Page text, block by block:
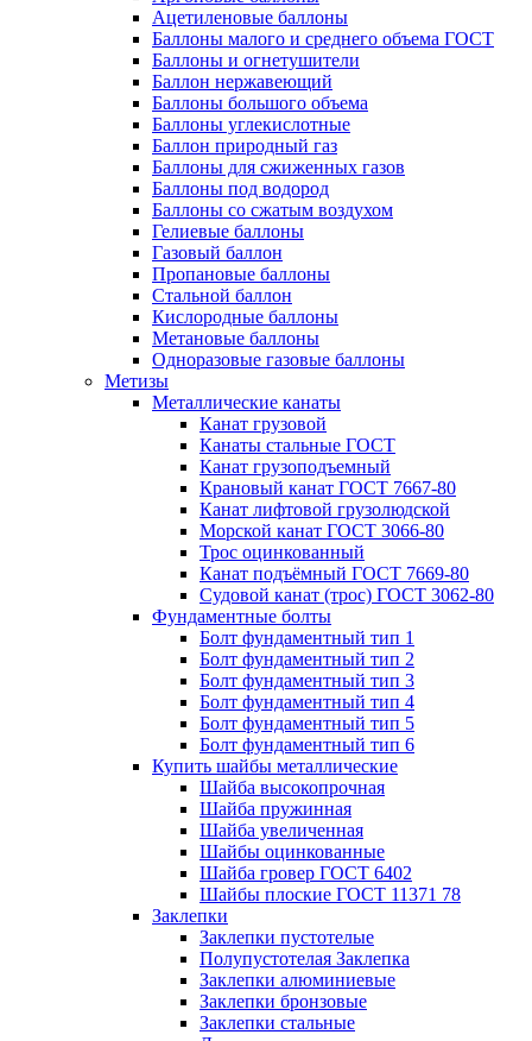
Ацетиленовые баллоны
Баллоны малого и среднего объема ГОСТ
Баллоны и огнетушители
Баллон нержавеющий
Баллоны большого объема
Баллоны углекислотные
Баллон природный газ
Баллоны для сжиженных газов
Баллоны под водород
Баллоны со сжатым воздухом
Гелиевые баллоны
Газовый баллон
Пропановые баллоны
Стальной баллон
Кислородные баллоны
Метановые баллоны
Одноразовые газовые баллоны
Метизы
Металлические канаты
Канат грузовой
Канаты стальные ГОСТ
Канат грузоподъемный
Крановый канат ГОСТ 7667-80
Канат лифтовой грузолюдской
Морской канат ГОСТ 3066-80
Трос оцинкованный
Канат подъёмный ГОСТ 7669-80
Судовой канат (трос) ГОСТ 3062-80
Фундаментные болты
Болт фундаментный тип 1
Болт фундаментный тип 2
Болт фундаментный тип 3
Болт фундаментный тип 4
Болт фундаментный тип 5
Болт фундаментный тип 6
Купить шайбы металлические
Шайба высокопрочная
Шайба пружинная
Шайба увеличенная
Шайбы оцинкованные
Шайба гровер ГОСТ 6402
Шайбы плоские ГОСТ 11371 78
Заклепки
Заклепки пустотелые
Полупустотелая Заклепка
Заклепки алюминиевые
Заклепки бронзовые
Заклепки стальные